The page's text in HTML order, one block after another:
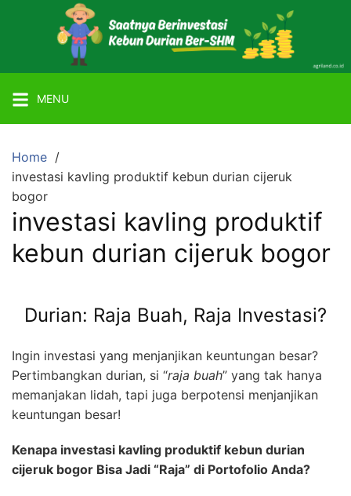
Agriland
Lahan
Kebun
Ber-
SHM
dengan
Tanaman
atau
MENU
Home
investasi kavling produktif kebun durian cijeruk
bogor
investasi kavling produktif
kebun durian cijeruk bogor
Durian: Raja Buah, Raja Investasi?
Ingin investasi yang menjanjikan keuntungan besar?
Pertimbangkan durian, si “raja buah” yang tak hanya
memanjakan lidah, tapi juga berpotensi menjanjikan
keuntungan besar!
Kenapa investasi kavling produktif kebun durian
cijeruk bogor Bisa Jadi “Raja” di Portofolio Anda?